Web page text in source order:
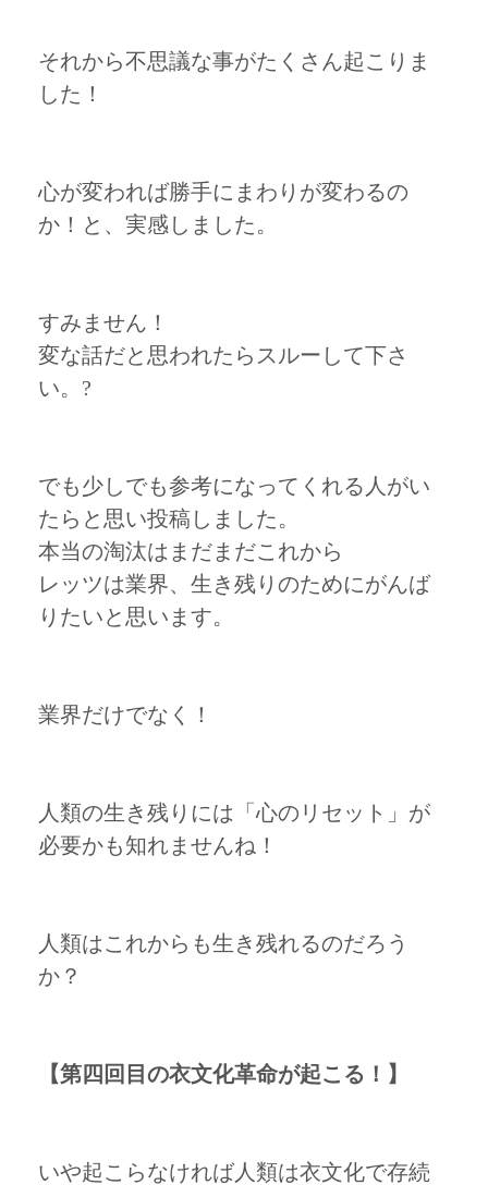
それから不思議な事がたくさん起こりま
した！
心が変われば勝手にまわりが変わるの
か！と、実感しました。
すみません！
変な話だと思われたらスルーして下さ
い。?
でも少しでも参考になってくれる人がい
たらと思い投稿しました。
本当の淘汰はまだまだこれから
レッツは業界、生き残りのためにがんば
りたいと思います。
業界だけでなく！
人類の生き残りには「心のリセット」が
必要かも知れませんね！
人類はこれからも生き残れるのだろう
か？
【第四回目の衣文化革命が起こる！】
いや起こらなければ人類は衣文化で存続